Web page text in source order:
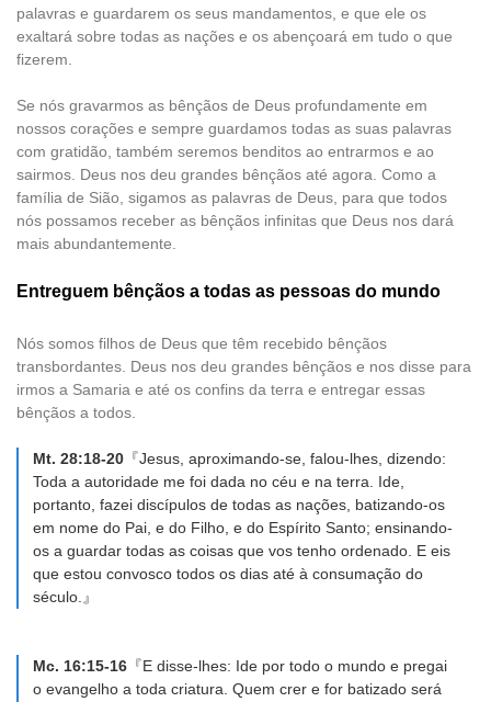
palavras e guardarem os seus mandamentos, e que ele os
exaltará sobre todas as nações e os abençoará em tudo o que
fizerem.
Se nós gravarmos as bênçãos de Deus profundamente em
nossos corações e sempre guardamos todas as suas palavras
com gratidão, também seremos benditos ao entrarmos e ao
sairmos. Deus nos deu grandes bênçãos até agora. Como a
família de Sião, sigamos as palavras de Deus, para que todos
nós possamos receber as bênçãos infinitas que Deus nos dará
mais abundantemente.
Entreguem bênçãos a todas as pessoas do mundo
Nós somos filhos de Deus que têm recebido bênçãos
transbordantes. Deus nos deu grandes bênçãos e nos disse para
irmos a Samaria e até os confins da terra e entregar essas
bênçãos a todos.
Mt. 28:18-20 『Jesus, aproximando-se, falou-lhes, dizendo:
Toda a autoridade me foi dada no céu e na terra. Ide,
portanto, fazei discípulos de todas as nações, batizando-os
em nome do Pai, e do Filho, e do Espírito Santo; ensinando-
os a guardar todas as coisas que vos tenho ordenado. E eis
que estou convosco todos os dias até à consumação do
século.』
Mc. 16:15-16 『E disse-lhes: Ide por todo o mundo e pregai
o evangelho a toda criatura. Quem crer e for batizado será